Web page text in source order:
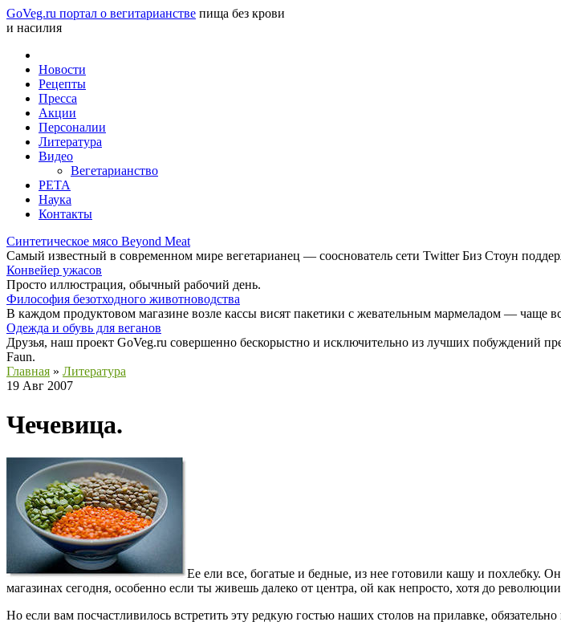
GoVeg.ru портал о вегитарианстве пища без крови
и насилия
Новости
Рецепты
Пресса
Акции
Персоналии
Литература
Видео
Вегетарианство
РЕТА
Наука
Контакты
Синтетическое мясо Beyond Meat
Самый известный в современном мире вегетарианец — сооснователь сети Twitter Биз Стоун
Конвейер ужасов
Просто иллюстрация, обычный рабочий день.
Философия безотходного животноводства
В каждом продуктовом магазине возле кассы висят пакетики с жевательным мармеладом — чаще
Одежда и обувь для веганов
Друзья, наш проект GoVeg.ru совершенно бескорыстно и исключительно из лучших побуждений
Faun.
Главная » Литература
19 Авг 2007
Чечевица.
Ее ели все, богатые и бедные, из нее готовили кашу и похлебку.
магазинах сегодня, особенно если ты живешь далеко от центра, ой как непросто, хотя до
Но если вам посчастливилось встретить эту редкую гостью наших столов на прилавке, обязательно